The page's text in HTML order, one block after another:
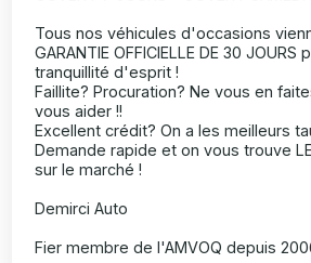
Tous nos véhicules d'occasions
GARANTIE OFFICIELLE DE 30 JOURS
tranquillité d'esprit !
Faillite? Procuration? Ne vous en
vous aider !!
Excellent crédit? On a les meilleurs
Demande rapide et on vous trouve LE
sur le marché !
Demirci Auto
Fier membre de l'AMVOQ depuis